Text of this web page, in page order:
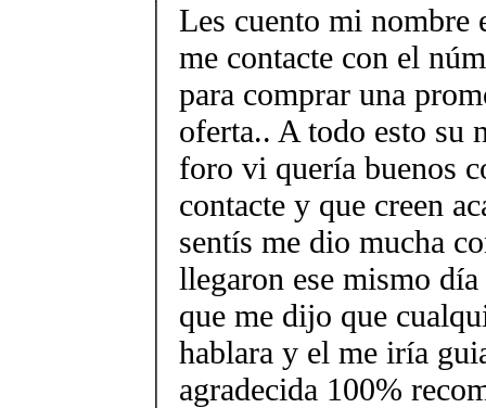
Les cuento mi nombre
me contacte con el
para comprar una
oferta.. A todo esto su
foro vi quería buenos
contacte y que creen
sentís me dio mucha
llegaron ese mismo
que me dijo que
hablara y el me iría
agradecida 100%